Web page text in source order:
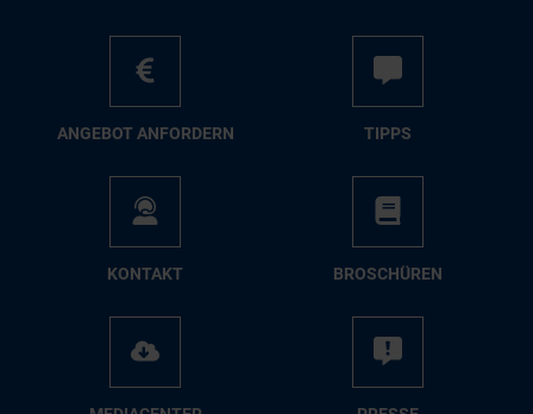
AN­GE­BOT AN­FOR­DERN TIPPS
KON­TAKT BRO­SCHÜ­REN